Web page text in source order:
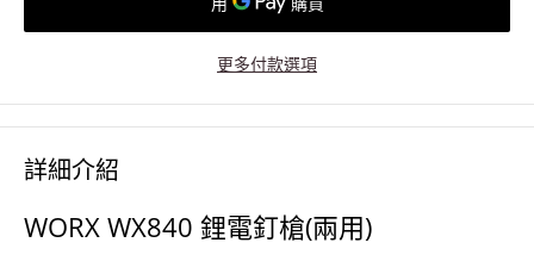
更多付款選項
詳細介紹
WORX WX840 鋰電釘槍(兩用)